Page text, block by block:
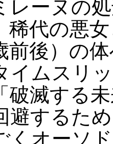
レーヌの
稀代の悪
前後）の
イムスリ
破滅する
避するた
くオーソ